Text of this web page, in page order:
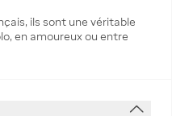
ils sont une véritable
en amoureux ou entre